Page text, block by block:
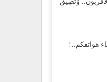
الوطن”
فصائلها بعد…
هواتفكم..!